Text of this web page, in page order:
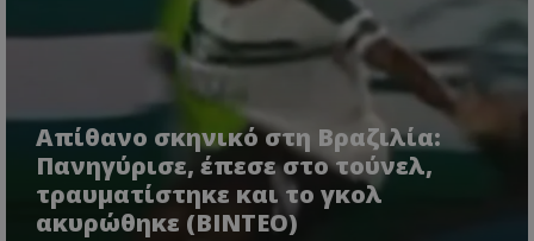
Απίθανο σκηνικό στη Βραζιλία:
Πανηγύρισε, έπεσε στο τούνελ,
τραυματίστηκε και το γκολ
ακυρώθηκε (BINTEO)